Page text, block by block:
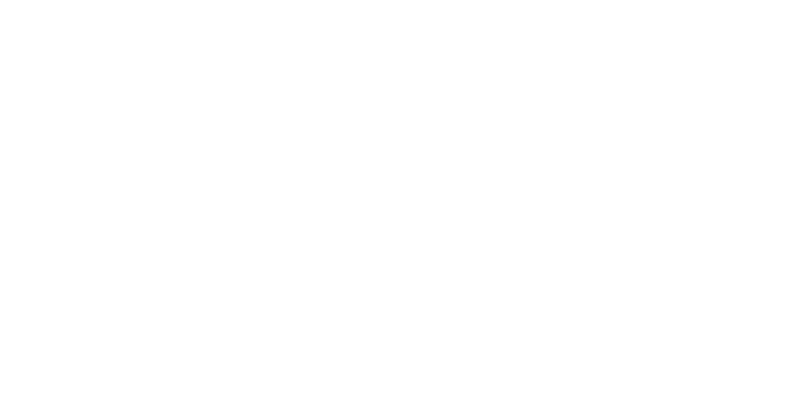
Details finden Sie
Weisen Sie beispielsweise einen Kundenvorgang einem neuen
Importieren Sie beispielsweise Accounts und entdecken Sie
Planen Sie Termine oder erstellen Sie neue Kontakte über einen
mit dem Nonprofit Success Pack erstellt und werden daher nicht für die
in Ihrer Organisation nicht bereits aktiviert sind, aktivieren Sie sie nicht. Sobald Sie
Sie die Funktion nicht mehr deaktivieren. Entsprechende Informationen finden